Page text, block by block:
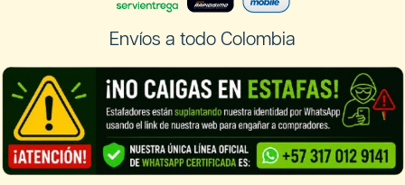
Envíos a todo Colombia